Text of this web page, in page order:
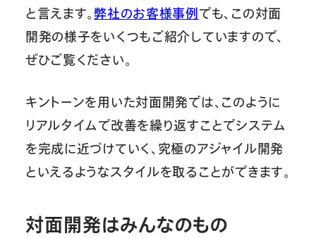
と言えます。 弊社のお客様事例でも、この対面
開発の様子をいくつもご紹介していますので、
ぜひご覧ください。
キントーンを用いた対面開発では、このように
リアルタイムで改善を繰り返すことでシステム
を完成に近づけていく、究極のアジャイル開発
といえるようなスタイルを取ることができます。
対面開発はみんなのもの